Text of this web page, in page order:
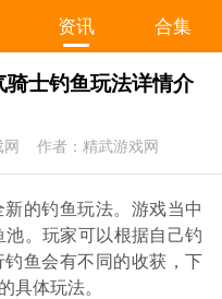
资讯 合集
士钓鱼玩法详情介
作者：精武游戏网
的钓鱼玩法。游戏当中
。玩家可以根据自己钓
鱼会有不同的收获，下
具体玩法。